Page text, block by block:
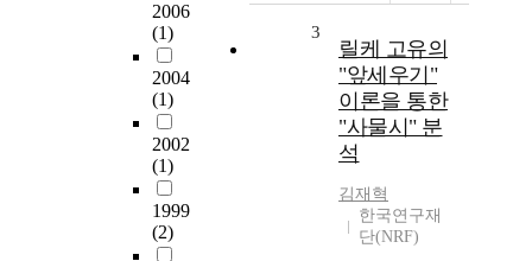
2006
(1)
2004
(1)
2002
(1)
1999
(2)
3
릴케 고유의
"앞세우기"
이론을 통한
"사물시" 분
석
김재혁
한국연구재
단(NRF)